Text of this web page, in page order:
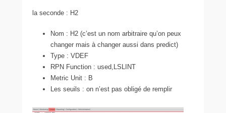
la seconde : H2
Nom : H2 (c’est un nom arbitraire qu’on peux
changer mais à changer aussi dans predict)
Type : VDEF
RPN Function : used,LSLINT
Metric Unit : B
Les seuils : on n’est pas obligé de remplir